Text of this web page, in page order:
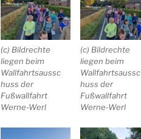
(c) Bildrechte
liegen beim
Wallfahrtsaussc
huss der
Fußwallfahrt
Werne-Werl
(c) Bildrechte
liegen beim
Wallfahrtsaussc
huss der
Fußwallfahrt
Werne-Werl